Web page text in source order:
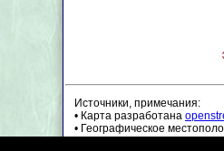
Источники, примечания:
• Карта разработана
• Географическое